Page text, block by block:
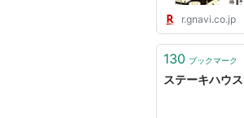
r.gnavi.co.jp
130 ブックマーク
ステーキハウ